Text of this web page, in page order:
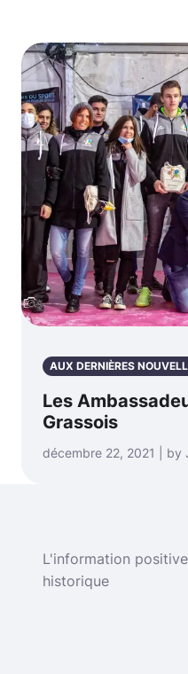
AUX DERNIÈRES
Les
Grassois
décembre 22, 2021 | by
L'information
historique